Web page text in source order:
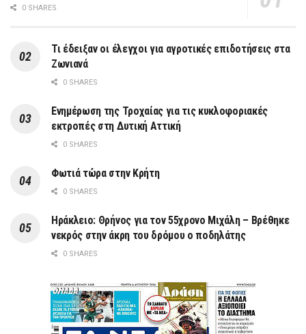
0 SHARES
Τι έδειξαν οι έλεγχοι για αγροτικές επιδοτήσεις στα
Ζωνιανά
0 SHARES
Ενημέρωση της Τροχαίας για τις κυκλοφοριακές
εκτροπές στη Δυτική Αττική
0 SHARES
Φωτιά τώρα στην Κρήτη
0 SHARES
Ηράκλειο: Θρήνος για τον 55χρονο Μιχάλη – Βρέθηκε
νεκρός στην άκρη του δρόμου ο ποδηλάτης
0 SHARES